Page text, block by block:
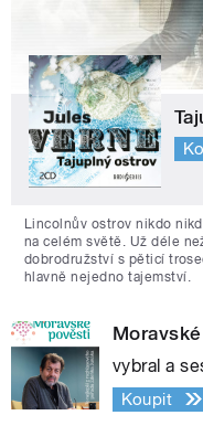
Lincolnův ostrov nikdo
na celém světě. Už déle
dobrodružství s pěticí
hlavně nejedno tajemství.
vybral a
Koupit